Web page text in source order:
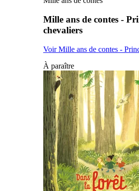
Mille ans de contes -
chevaliers
Voir Mille ans de contes -
À paraître